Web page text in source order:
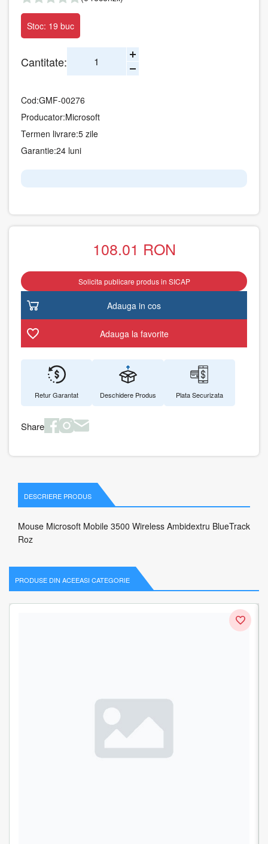
Stoc: 19 buc
Cantitate:
Cod:GMF-00276
Producator:Microsoft
Termen livrare:5 zile
Garantie:24 luni
108.01 RON
Solicita publicare produs in SICAP
Adauga in cos
Adauga la favorite
Retur Garantat Deschidere Produs Plata Securizata
Share
DESCRIERE PRODUS
Mouse Microsoft Mobile 3500 Wireless Ambidextru BlueTrack
Roz
PRODUSE DIN ACEEASI CATEGORIE